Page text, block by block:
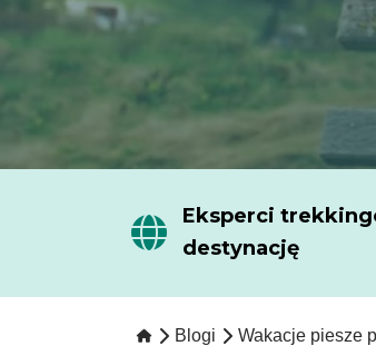
Eksperci
destynację
Blogi Wakacje piesze